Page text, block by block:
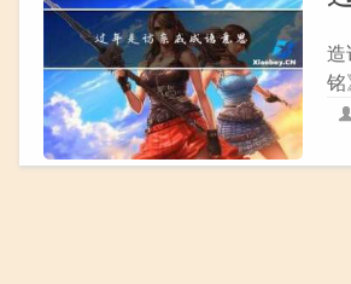
造
铭